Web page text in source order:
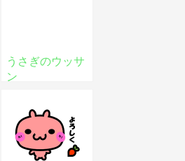
うさぎのウッサ
ン